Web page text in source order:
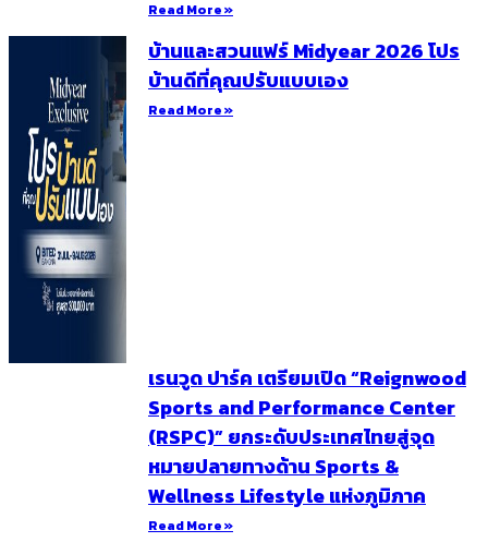
Read More »
บ้านและสวนแฟร์ Midyear 2026 โปร
บ้านดีที่คุณปรับแบบเอง
Read More »
เรนวูด ปาร์ค เตรียมเปิด “Reignwood
Sports and Performance Center
(RSPC)” ยกระดับประเทศไทยสู่จุด
หมายปลายทางด้าน Sports &
Wellness Lifestyle แห่งภูมิภาค
Read More »